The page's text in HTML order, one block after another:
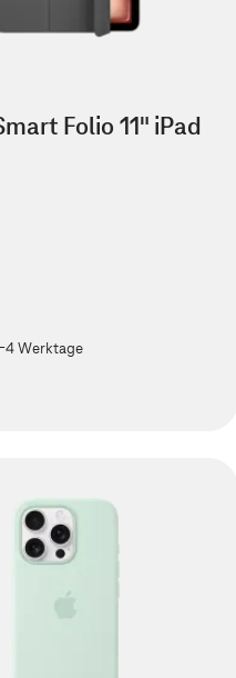
Folio 11" iPad
4 Werktage